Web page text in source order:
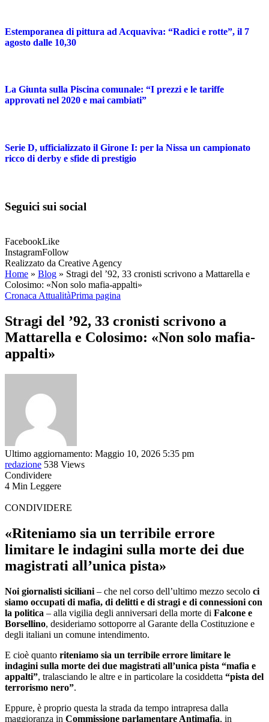
Estemporanea di pittura ad Acquaviva: “Radici e rotte”, il 7
agosto dalle 10,30
La Giunta sulla Piscina comunale: “I prezzi e le tariffe
approvati nel 2020 e mai cambiati”
Serie D, ufficializzato il Girone I: per la Nissa un campionato
ricco di derby e sfide di prestigio
Seguici sui social
FacebookLike
InstagramFollow
Realizzato da Creative Agency
Home » Blog » Stragi del ’92, 33 cronisti scrivono a Mattarella e
Colosimo: «Non solo mafia-appalti»
Cronaca AttualitàPrima pagina
Stragi del ’92, 33 cronisti scrivono a
Mattarella e Colosimo: «Non solo mafia-
appalti»
Ultimo aggiornamento: Maggio 10, 2026 5:35 pm
redazione 538 Views
Condividere
4 Min Leggere
CONDIVIDERE
«Riteniamo sia un terribile errore
limitare le indagini sulla morte dei due
magistrati all’unica pista»
Noi giornalisti siciliani – che nel corso dell’ultimo mezzo secolo ci
siamo occupati di mafia, di delitti e di stragi e di connessioni con
la politica – alla vigilia degli anniversari della morte di Falcone e
Borsellino, desideriamo sottoporre al Garante della Costituzione e
degli italiani un comune intendimento.
E cioè quanto riteniamo sia un terribile errore limitare le
indagini sulla morte dei due magistrati all’unica pista “mafia e
appalti”, tralasciando le altre e in particolare la cosiddetta “pista del
terrorismo nero”.
Eppure, è proprio questa la strada da tempo intrapresa dalla
maggioranza in Commissione parlamentare Antimafia, in